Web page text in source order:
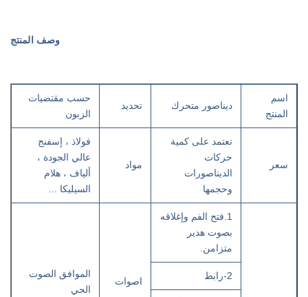
وصف المنتج
اسم
المنتج
ديناصور متحرك تحديد
حسب مقتضيات
الزبون
سعر
تعتمد على كمية
حركات
الديناصورات
وحجمها
مواد
فولاذ ، إسفنج
عالي الجودة ،
ألياف ، هلام
السيليكا ...
1.فتح الفم وإغلاقه
بصوت هدير
متزامن.
اصوات
الموافق الصوت
الحي
2-رابط